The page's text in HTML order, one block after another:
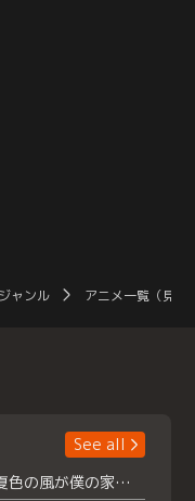
ジャンル アニメ一覧（見放
See all
浮所飛貴主演！ 【夏色の風が僕の家にやってきた】 本日よりテラサで独占配信スタート！